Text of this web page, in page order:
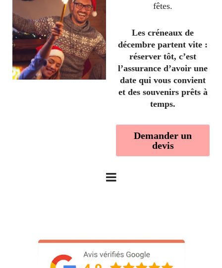
fêtes.
Les créneaux de
décembre partent vite :
réserver tôt, c’est
l’assurance d’avoir une
date qui vous convient
et des souvenirs prêts à
temps.
Demander un
devis